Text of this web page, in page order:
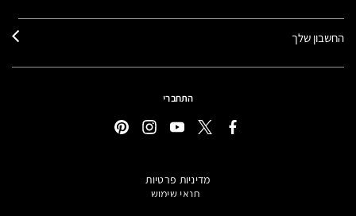
החשבון שלך
התחברי
מדיניות פרטיות
תנאי שימוש